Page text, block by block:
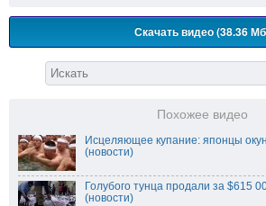
Скачать видео (38.36
Похожее видео
Исцеляющее купание: японцы
(новости)
Голубого тунца продали за $615
(новости)